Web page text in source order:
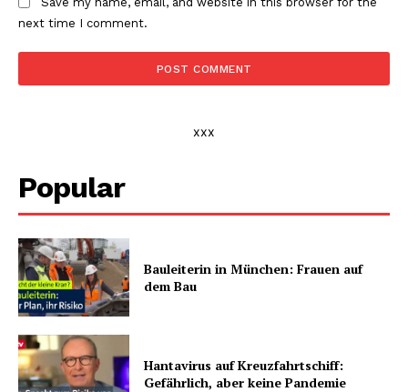
next time I comment.
xxx
Popular
Bauleiterin in München: Frauen auf
dem Bau
Hantavirus auf Kreuzfahrtschiff:
Gefährlich, aber keine Pandemie